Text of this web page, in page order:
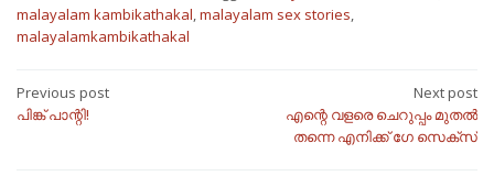
malayalam kambikathakal,malayalam sex stories,
malayalamkambikathakal
Post
navigation
Previous post
പിങ്ക് പാന്റി!
Next post
എന്റെ വളരെ ചെറുപ്പം മുതൽ
തന്നെ എനിക്ക് ഗേ സെക്സ്